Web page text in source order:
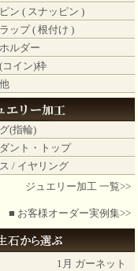
ン ( スナッピン )
ップ ( 根付け )
ルダー
コイン)枠
(指輪)
ント・トップ
/ イヤリング
ジュエリー加工 一覧>>
■ お客様オーダー実例集>>
1月 ガーネット